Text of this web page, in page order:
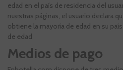
edad en el país de residencia del
nuestras páginas, el usuario declara
obtiene la mayoría de edad en su
de edad
Medios de pago